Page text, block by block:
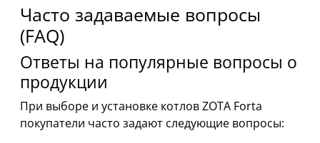
Часто задаваемые вопросы
(FAQ)
Ответы на популярные вопросы о
продукции
При выборе и установке котлов ZOTA Forta
покупатели часто задают следующие вопросы: